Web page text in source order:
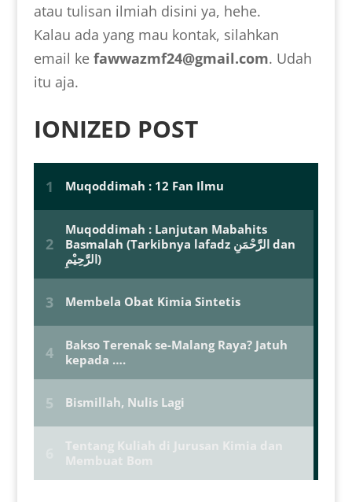
atau tulisan ilmiah disini ya, hehe.
Kalau ada yang mau kontak, silahkan
email ke fawwazmf24@gmail.com. Udah
itu aja.
IONIZED POST